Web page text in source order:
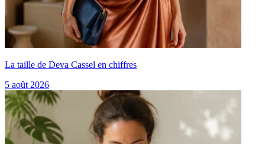
La taille de Deva Cassel en chiffres
5 août 2026